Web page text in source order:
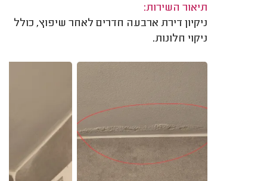
תיאור השירות:
ניקיון דירת ארבעה חדרים לאחר שיפוץ, כולל
ניקוי חלונות.